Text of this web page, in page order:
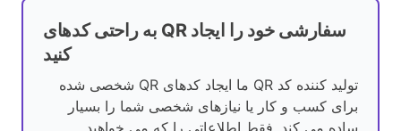
به راحتی کدهای QR سفارشی خود را ایجاد
کنید
تولید کننده کد QR ما ایجاد کدهای QR شخصی شده
برای کسب و کار یا نیازهای شخصی شما را بسیار